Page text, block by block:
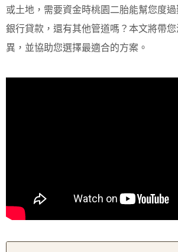
或土地，需要資金時桃園二胎能幫您度
銀行貸款，還有其他管道嗎？本文將帶
異，並協助您選擇最適合的方案。